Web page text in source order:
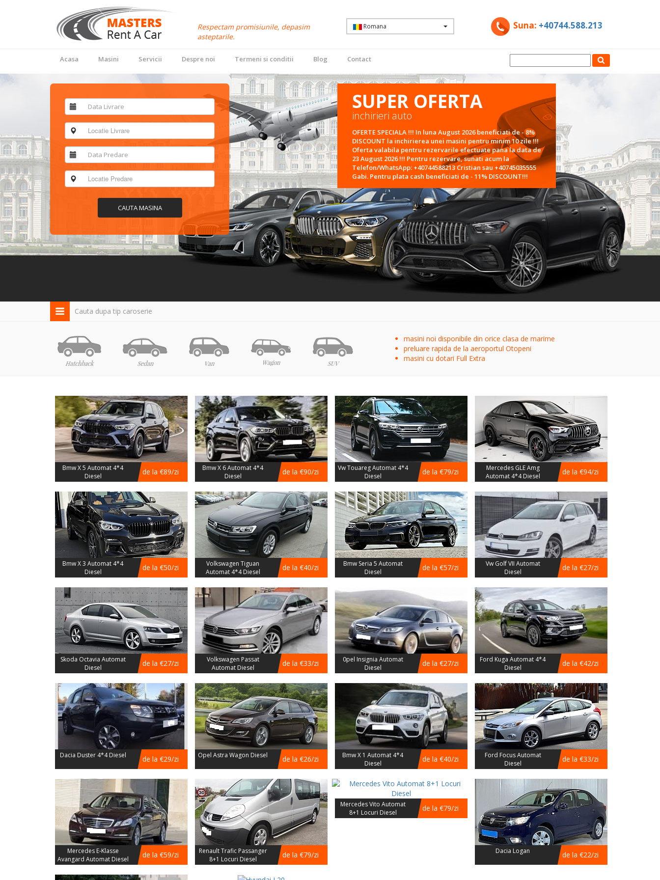
Respectam promisiunile, depasim
asteptarile.
Romana Suna: +40744.588.213
Acasa Masini Servicii Despre noi Termeni si conditii Blog Contact
CAUTA MASINA
SUPER OFERTA
inchirieri auto
OFERTE SPECIALA !!! In luna August 2026 beneficiati de - 8%
DISCOUNT la inchirierea unei masini pentru minim 10 zile !!!
Oferta valabila pentru rezervarile efectuate pana la data de
23 August 2026 !!! Pentru rezervare, sunati acum la
Telefon/WhatsApp: +40744588213 Cristian sau +40745035555
Gabi. Pentru plata cash beneficiati de - 11% DISCOUNT!!!
Cauta dupa tip caroserie
masini noi disponibile din orice clasa de marime
preluare rapida de la aeroportul Otopeni
masini cu dotari Full Extra
Bmw X 5 Automat 4*4
Diesel
de la €89/zi
Bmw X 6 Automat 4*4
Diesel
de la €90/zi
Vw Touareg Automat 4*4
Diesel
de la €79/zi
Mercedes GLE Amg
Automat 4*4 Diesel
de la €94/zi
Bmw X 3 Automat 4*4
Diesel
de la €50/zi
Volkswagen Tiguan
Automat 4*4 Diesel
de la €40/zi
Bmw Seria 5 Automat
Diesel
de la €57/zi
Vw Golf VII Automat
Diesel
de la €27/zi
Skoda Octavia Automat
Diesel
de la €27/zi
Volkswagen Passat
Automat Diesel
de la €33/zi
0pel Insignia Automat
Diesel
de la €27/zi
Ford Kuga Automat 4*4
Diesel
de la €42/zi
Dacia Duster 4*4 Diesel de la €29/zi Opel Astra Wagon Diesel de la €26/zi
Bmw X 1 Automat 4*4
Diesel
de la €40/zi
Ford Focus Automat
Diesel
de la €33/zi
Mercedes E-Klasse
Avangard Automat Diesel
de la €59/zi
Renault Trafic Passanger
8+1 Locuri Diesel
de la €79/zi
Mercedes Vito Automat
8+1 Locuri Diesel
de la €79/zi
Dacia Logan de la €22/zi